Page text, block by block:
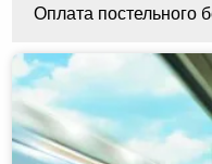
Оплата постельного